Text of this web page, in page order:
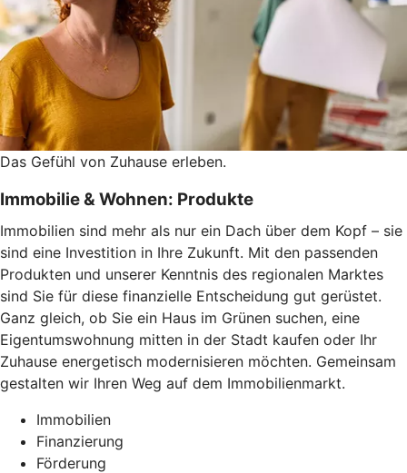
Das Gefühl von Zuhause erleben.
Immobilie & Wohnen: Produkte
Immobilien sind mehr als nur ein Dach über dem Kopf – sie
sind eine Investition in Ihre Zukunft. Mit den passenden
Produkten und unserer Kenntnis des regionalen Marktes
sind Sie für diese finanzielle Entscheidung gut gerüstet.
Ganz gleich, ob Sie ein Haus im Grünen suchen, eine
Eigentumswohnung mitten in der Stadt kaufen oder Ihr
Zuhause energetisch modernisieren möchten. Gemeinsam
gestalten wir Ihren Weg auf dem Immobilienmarkt.
Immobilien
Finanzierung
Förderung